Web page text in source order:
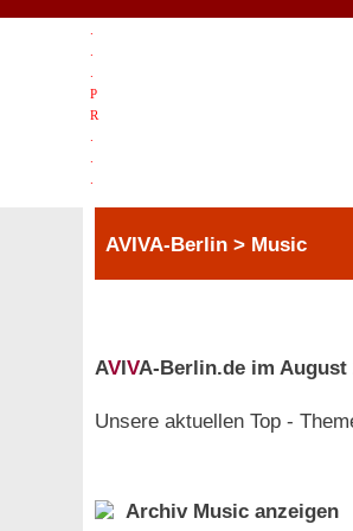
P
R
AVIVA-Berlin > Music
AVIVA-Berlin.de im August
Unsere aktuellen Top -
Archiv Music anzeigen